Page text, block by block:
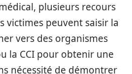
plusieurs recours
victimes peuvent saisir la
vers des organismes
la CCI pour obtenir une
nécessité de démontrer